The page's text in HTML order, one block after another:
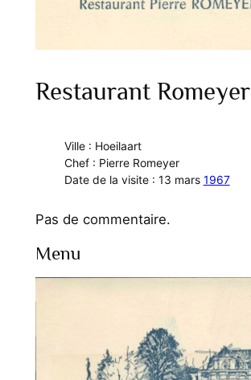
Restaurant Romeyer
Ville : Hoeilaart
Chef : Pierre Romeyer
Date de la visite : 13 mars 1967
Pas de commentaire.
Menu